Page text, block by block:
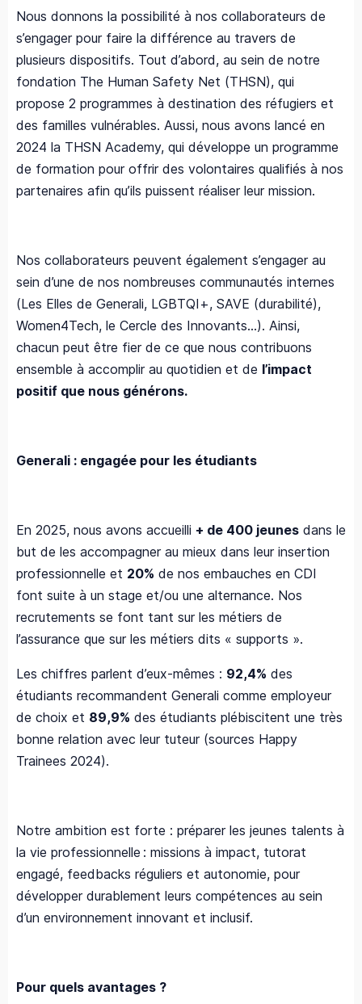
Nous donnons la possibilité à nos collaborateurs de
s’engager pour faire la différence au travers de
plusieurs dispositifs. Tout d’abord, au sein de notre
fondation The Human Safety Net (THSN), qui
propose 2 programmes à destination des réfugiers et
des familles vulnérables. Aussi, nous avons lancé en
2024 la THSN Academy, qui développe un programme
de formation pour offrir des volontaires qualifiés à nos
partenaires afin qu’ils puissent réaliser leur mission.​
Nos collaborateurs peuvent également s’engager au
sein d’une de nos nombreuses communautés internes
(Les Elles de Generali, LGBTQI+, SAVE (durabilité),
Women4Tech, le Cercle des Innovants…). Ainsi,
chacun peut être fier de ce que nous contribuons
ensemble à accomplir au quotidien et de l’impact
positif que nous générons.
Generali : engagée pour les étudiants
En 2025, nous avons accueilli + de 400 jeunes dans le
but de les accompagner au mieux dans leur insertion
professionnelle et 20% de nos embauches en CDI
font suite à un stage et/ou une alternance. Nos
recrutements se font tant sur les métiers de
l’assurance que sur les métiers dits « supports ». ​
Les chiffres parlent d’eux-mêmes : 92,4% des
étudiants recommandent Generali comme employeur
de choix et 89,9% des étudiants plébiscitent une très
bonne relation avec leur tuteur (sources Happy
Trainees 2024). ​
Notre ambition est forte : préparer les jeunes talents à
la vie professionnelle : missions à impact, tutorat
engagé, feedbacks réguliers et autonomie, pour
développer durablement leurs compétences au sein
d’un environnement innovant et inclusif.
Pour quels avantages ?